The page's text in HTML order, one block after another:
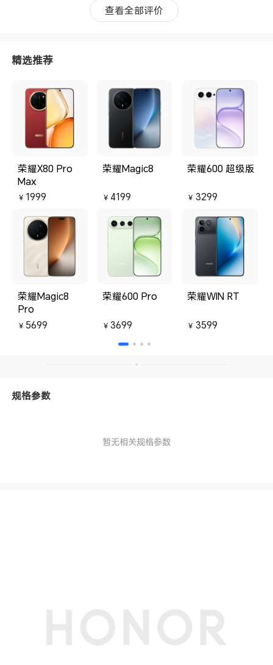
查看全部评价
精选推荐
荣耀X80 Pro
Max
￥ 1999
荣耀Magic8
￥ 4199
荣耀600 超级版
￥ 3299
荣耀Magic8
Pro
￥ 5699
荣耀600 Pro
￥ 3699
荣耀WIN RT
￥ 3599
规格参数
暂无相关规格参数